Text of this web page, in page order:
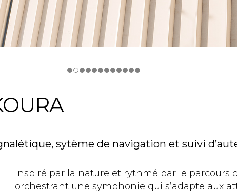
sytème de navigation et suivi
Inspiré par la nature et rythmé par le parcours
orchestrant une symphonie qui s’adapte aux